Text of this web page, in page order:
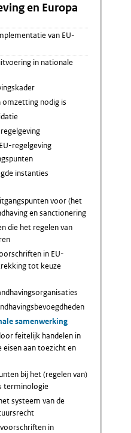
en Europa
van EU-
in nationale
omzetting nodig is
regelgeving
instanties
voor (het
en sanctionering
die het regelen van
in EU-
tot keuze
samenwerking
feitelijk handelen in
aan toezicht en
bij het (regelen van)
terminologie
systeem van de
in